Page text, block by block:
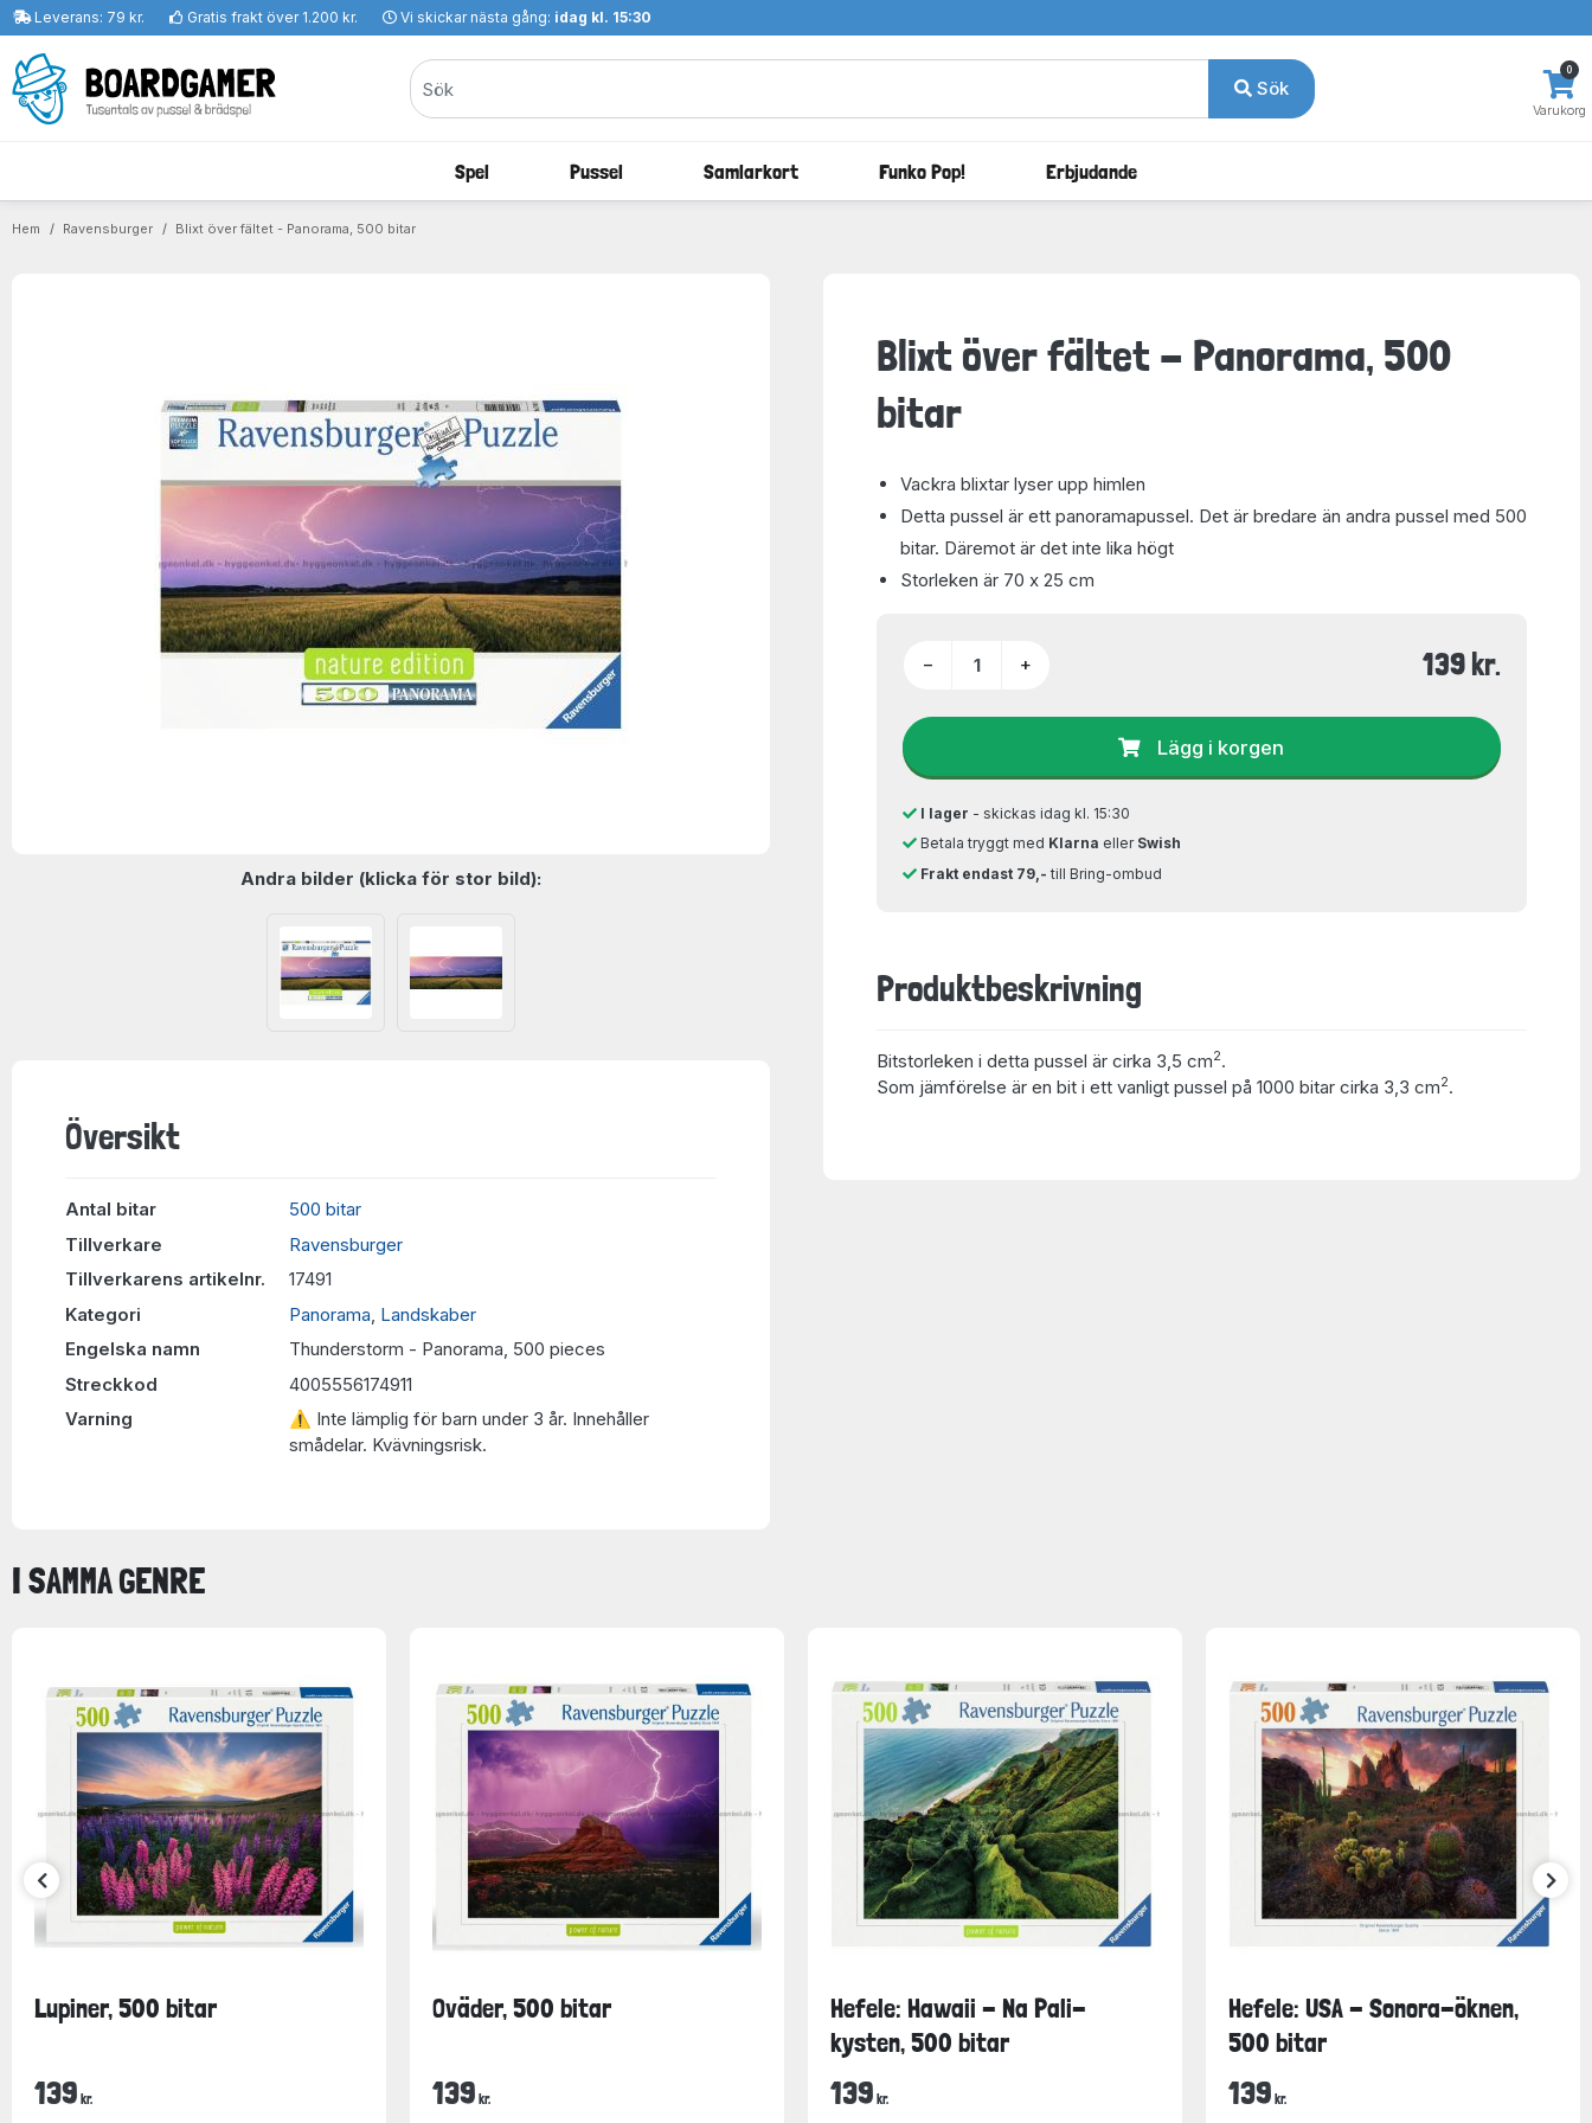
Leverans: 79 kr. Gratis frakt över 1.200 kr. Vi skickar nästa gång: idag kl. 15:30
Sök
Varukorg
0
Spel Pussel Samlarkort Funko Pop! Erbjudande
Hem Ravensburger Blixt över fältet - Panorama, 500 bitar
Andra bilder (klicka för stor bild):
Översikt
Antal bitar
500 bitar
Tillverkare
Ravensburger
Tillverkarens artikelnr.
17491
Kategori
Panorama Landskaber
Engelska namn
Thunderstorm - Panorama, 500 pieces
Streckkod
4005556174911
Varning
⚠ Inte lämplig för barn under 3 år. Innehåller
smådelar. Kvävningsrisk.
Blixt över fältet - Panorama, 500
bitar
Vackra blixtar lyser upp himlen
Detta pussel är ett panoramapussel. Det är bredare än andra pussel med 500
bitar. Däremot är det inte lika högt
Storleken är 70 x 25 cm
− + 139 kr.
Lägg i korgen
I lager - skickas idag kl. 15:30
Betala tryggt med Klarna eller Swish
Frakt endast 79,- till Bring-ombud
Produktbeskrivning
Bitstorleken i detta pussel är cirka 3,5 cm2.
Som jämförelse är en bit i ett vanligt pussel på 1000 bitar cirka 3,3 cm2.
I SAMMA GENRE
Lupiner, 500 bitar
139 kr.
Oväder, 500 bitar
139 kr.
Hefele: Hawaii - Na Pali-
kysten, 500 bitar
139 kr.
Hefele: USA - Sonora-öknen,
500 bitar
139 kr.